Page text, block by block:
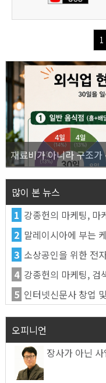
1
많이 본 뉴스
1 강종헌의 마케팅,
2 말레이시아에 부는
3 소상공인을 위한 전
4 강종헌의 마케팅, 검색 엔
5 인터넷신문사 창업
오피니언
장사가 아닌